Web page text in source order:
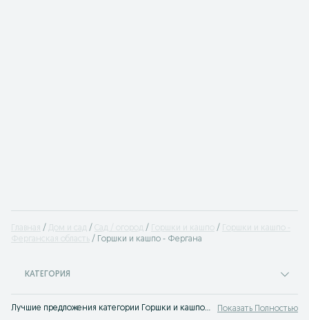
Главная Дом и сад Сад / огород Горшки и кашпо
Горшки и кашпо -
Ферганская область
Горшки и кашпо - Фергана
КАТЕГОРИЯ
Лучшие предложения категории Горшки и кашпо Фергана. Большой выбор товаров и услуг по выгодным ценам на OLX! Множество предложений на OLX.uz! Показать Полностью